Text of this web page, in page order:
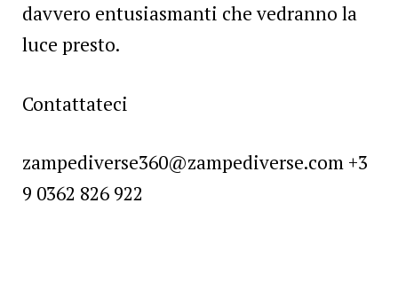
davvero entusiasmanti che vedranno la
luce presto.
Contattateci
zampediverse360@zampediverse.com +3
9 0362 826 922